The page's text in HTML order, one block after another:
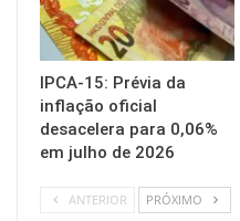
IPCA-15: Prévia da
inflação oficial
desacelera para 0,06%
em julho de 2026
ANTERIOR PRÓXIMO